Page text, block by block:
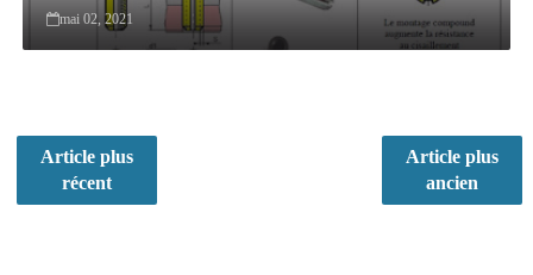
mai 02, 2021
Article plus
récent
Article plus
ancien